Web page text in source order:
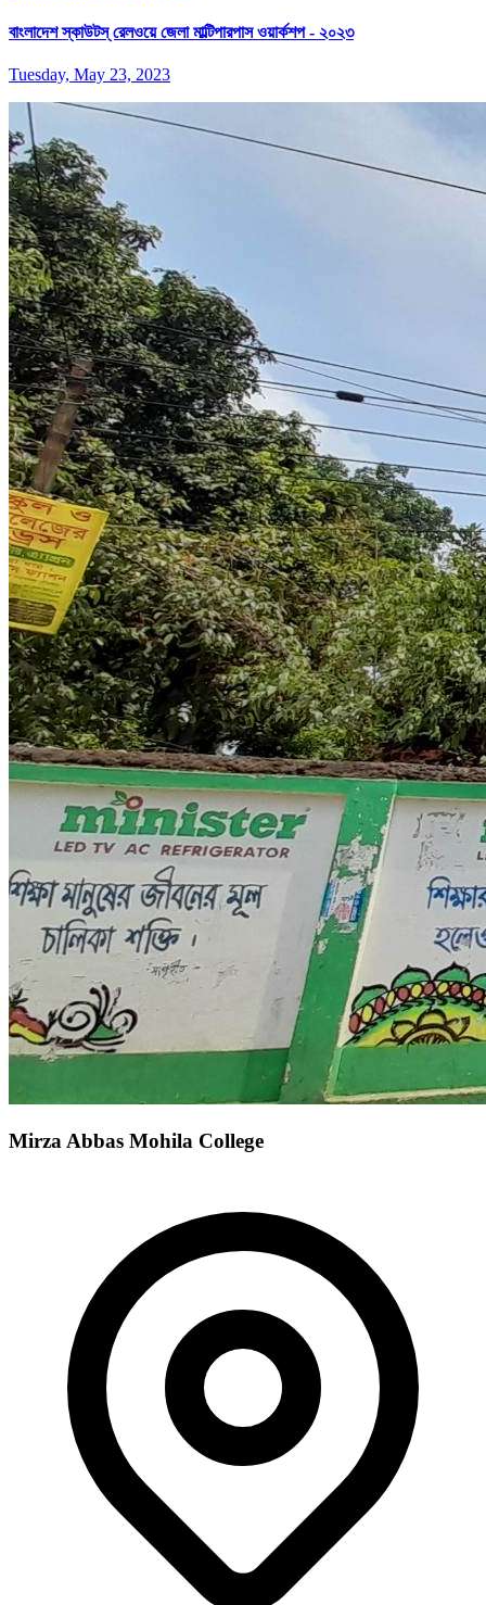
বাংলাদেশ স্কাউটস্ রেলওয়ে জেলা মাল্টিপারপাস ওয়ার্কশপ - ২০২৩
Tuesday, May 23, 2023
Mirza Abbas Mohila College